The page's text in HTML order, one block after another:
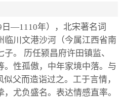
日—1110年），北宋著名词
临川文港沙河（今属江西省南
。 历任颍昌府许田镇监、
。性孤傲，中年家境中落。与
父而造诣过之。工于言情，
尤负盛名。表达情感直率。